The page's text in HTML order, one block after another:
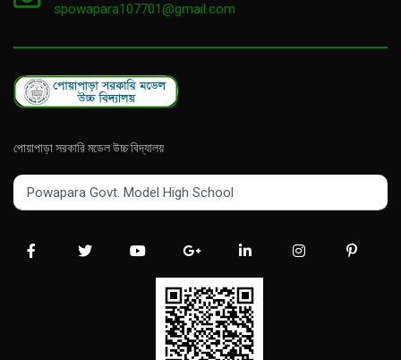
spowapara107701@gmail.com
পোয়াপাড়া সরকারি মডেল উচ্চ বিদ্যালয়
Powapara Govt. Model High School
Powapara Govt. Model High School